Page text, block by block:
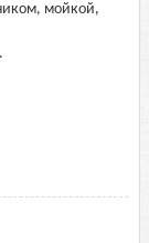
мойкой,